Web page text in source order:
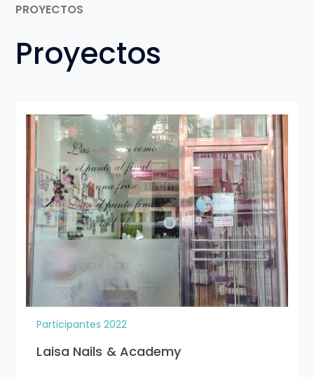
PROYECTOS
Proyectos
Participantes 2022
Laisa Nails & Academy